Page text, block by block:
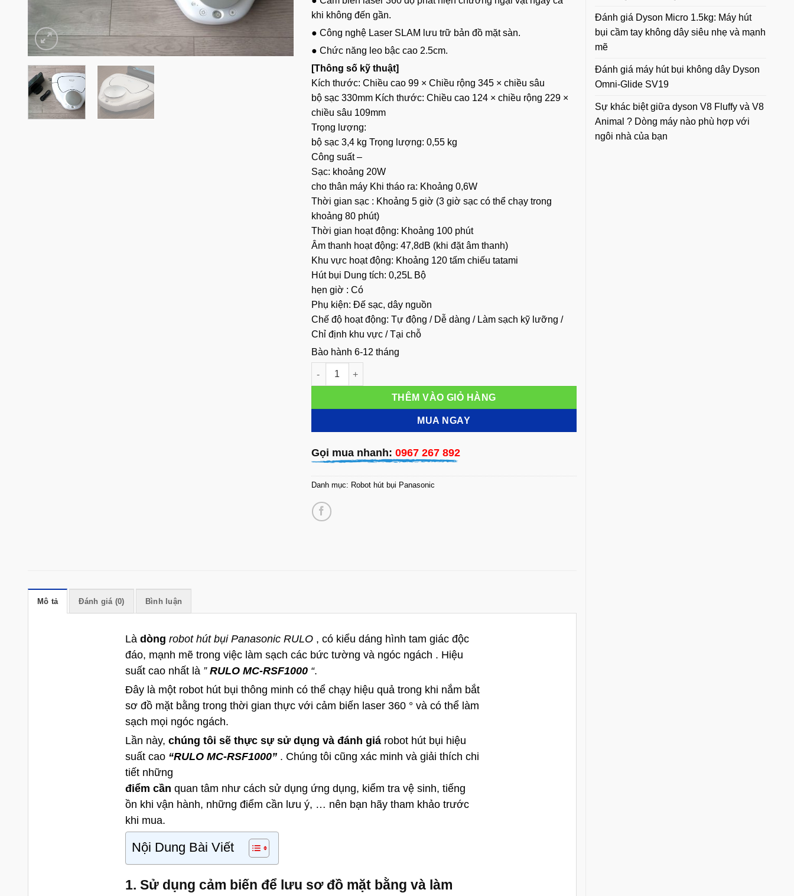
Đánh giá Dyson Micro 1.5kg: Máy hút
bụi cầm tay không dây siêu nhẹ và mạnh
mẽ
Đánh giá máy hút bụi không dây Dyson
Omni-Glide SV19
Sự khác biệt giữa dyson V8 Fluffy và V8
Animal ? Dòng máy nào phù hợp với
ngôi nhà của bạn
khi không đến gần.
● Công nghệ Laser SLAM lưu trữ bản đồ mặt sàn.
● Chức năng leo bậc cao 2.5cm.
[Thông số kỹ thuật]
Kích thước: Chiều cao 99 × Chiều rộng 345 × chiều sâu
bộ sạc 330mm Kích thước: Chiều cao 124 × chiều rộng 229 ×
chiều sâu 109mm
Trọng lượng:
bộ sạc 3,4 kg Trọng lượng: 0,55 kg
Công suất –
Sạc: khoảng 20W
cho thân máy Khi tháo ra: Khoảng 0,6W
Thời gian sạc : Khoảng 5 giờ (3 giờ sạc có thể chạy trong
khoảng 80 phút)
Thời gian hoạt động: Khoảng 100 phút
Âm thanh hoạt động: 47,8dB (khi đặt âm thanh)
Khu vực hoạt động: Khoảng 120 tấm chiếu tatami
Hút bụi Dung tích: 0,25L Bộ
hẹn giờ : Có
Phụ kiện: Đế sạc, dây nguồn
Chế độ hoạt động: Tự động / Dễ dàng / Làm sạch kỹ lưỡng /
Chỉ định khu vực / Tại chỗ
Bào hành 6-12 tháng
Robot hút bụi Panasonic RULO MC-RSF1000 - siêu công nghệ. số lượng
THÊM VÀO GIỎ HÀNG
MUA NGAY
Gọi mua nhanh: 0967 267 892
Danh mục: Robot hút bụi Panasonic
Mô tả Đánh giá (0) Bình luận
Là dòng robot hútbụi Panasonic RULO , có kiểu dáng hình tam giác độc
đáo, mạnh mẽ trong việc làm sạch các bức tường và ngóc ngách . Hiệu
suất cao nhất là ” RULO MC-RSF1000“.
Đây là một robot hút bụi thông minh có thể chạy hiệu quả trong khi nắm bắt
sơ đồ mặt bằng trong thời gian thực với cảm biến laser 360 ° và có thể làm
sạch mọi ngóc ngách.
Lần này, chúng tôi sẽ thực sự sử dụng và đánh giárobot hút bụi hiệu
suất cao “RULO MC-RSF1000” . Chúng tôi cũng xác minh và giải thích chi
tiết những
điểm cần quan tâm như cách sử dụng ứng dụng, kiểm tra vệ sinh, tiếng
ồn khi vận hành, những điểm cần lưu ý, … nên bạn hãy tham khảo trước
khi mua.
Nội Dung Bài Viết
1. Sử dụng cảm biến để lưu sơ đồ mặt bằng và làm